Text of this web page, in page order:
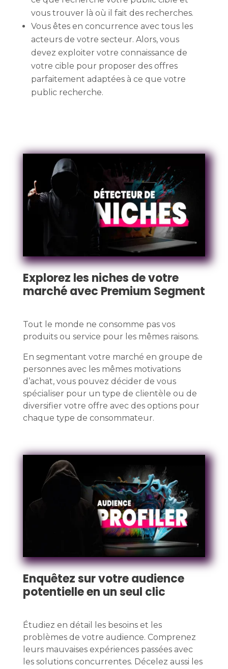
vous trouver là où il fait des recherches.
Vous êtes en concurrence avec tous les
acteurs de votre secteur. Alors, vous
devez exploiter votre connaissance de
votre cible pour proposer des offres
parfaitement adaptées à ce que votre
public recherche.
Explorez les niches de votre
marché avec Premium Segment
Tout le monde ne consomme pas vos
produits ou service pour les mêmes raisons.
En segmentant votre marché en groupe de
personnes avec les mêmes motivations
d’achat, vous pouvez décider de vous
spécialiser pour un type de clientèle ou de
diversifier votre offre avec des options pour
chaque type de consommateur.
Enquêtez sur votre audience
potentielle en un seul clic
Étudiez en détail les besoins et les
problèmes de votre audience. Comprenez
leurs mauvaises expériences passées avec
les solutions concurrentes. Décelez aussi les